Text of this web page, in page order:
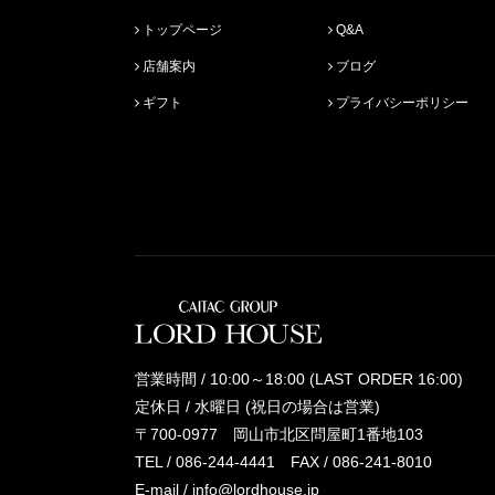
トップページ
店舗案内
ギフト
Q&A
ブログ
プライバシーポリシー
営業時間 / 10:00～18:00 (LAST ORDER 16:00)
定休日 / 水曜日 (祝日の場合は営業)
〒700-0977 岡山市北区問屋町1番地103
TEL / 086-244-4441
FAX / 086-241-8010
E-mail / info@lordhouse.jp